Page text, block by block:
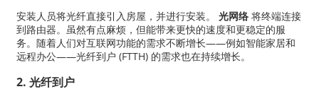
安装人员将光纤直接引入房屋，并进行安装。 光网络将终端连接
到路由器。虽然有点麻烦，但能带来更快的速度和更稳定的服
务。随着人们对互联网功能的需求不断增长——例如智能家居和
远程办公——光纤到户 (FTTH) 的需求也在持续增长。
2. 光纤到户